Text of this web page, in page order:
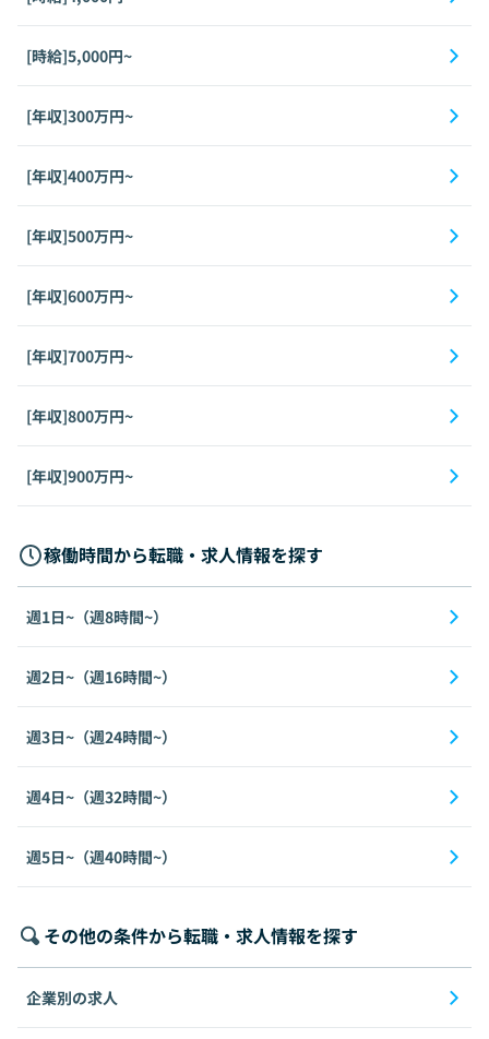
[時給]5,000円~
[年収]300万円~
[年収]400万円~
[年収]500万円~
[年収]600万円~
[年収]700万円~
[年収]800万円~
[年収]900万円~
稼働時間から転職・求人情報を探す
週1日~（週8時間~）
週2日~（週16時間~）
週3日~（週24時間~）
週4日~（週32時間~）
週5日~（週40時間~）
その他の条件から転職・求人情報を探す
企業別の求人